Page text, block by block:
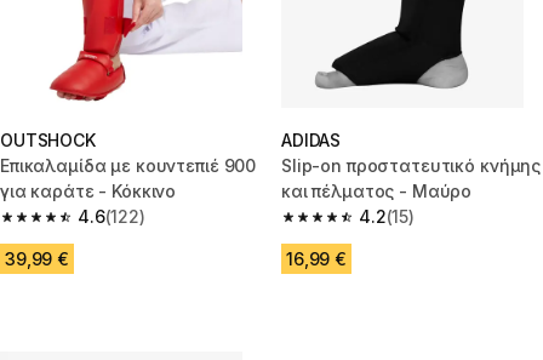
OUTSHOCK
Επικαλαμίδα με κουντεπιέ 900
για καράτε - Κόκκινο
4.6
4.6 out of 5 stars from 122 reviews
(122)
39,99 €
ADIDAS
Slip-on προστατευτικό κνήμης
και πέλματος - Μαύρο
4.2
4.2 out of 5 stars from 15
(15)
16,99 €